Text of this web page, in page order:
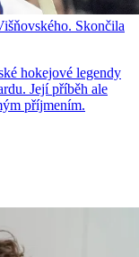
Skončila
hokejové legendy
Její příběh ale
příjmením.